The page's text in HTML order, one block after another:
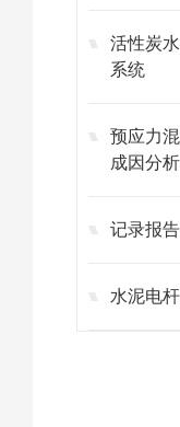
活性炭
系统
预应力
成因分析
记录报
水泥电